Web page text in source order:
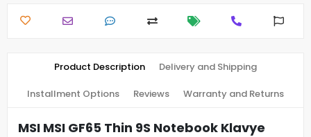
Product Description Delivery and Shipping
Installment Options Reviews Warranty and Returns
MSI MSI GF65 Thin 9S Notebook Klavye